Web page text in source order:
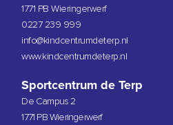
1771 PB Wieringerwerf
0227 239 999
info@kindcentrumdeterp.nl
www.kindcentrumdeterp.nl
Sportcentrum de Terp
De Campus 2
1771 PB Wieringerwerf